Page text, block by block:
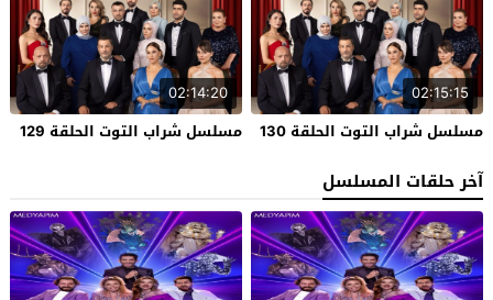
02:15:15
مسلسل شراب التوت الحلقة 130
02:14:20
مسلسل شراب التوت الحلقة 129
آخر حلقات المسلسل